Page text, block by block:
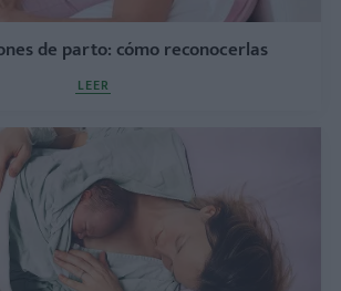
de parto: cómo reconocerlas
LEER